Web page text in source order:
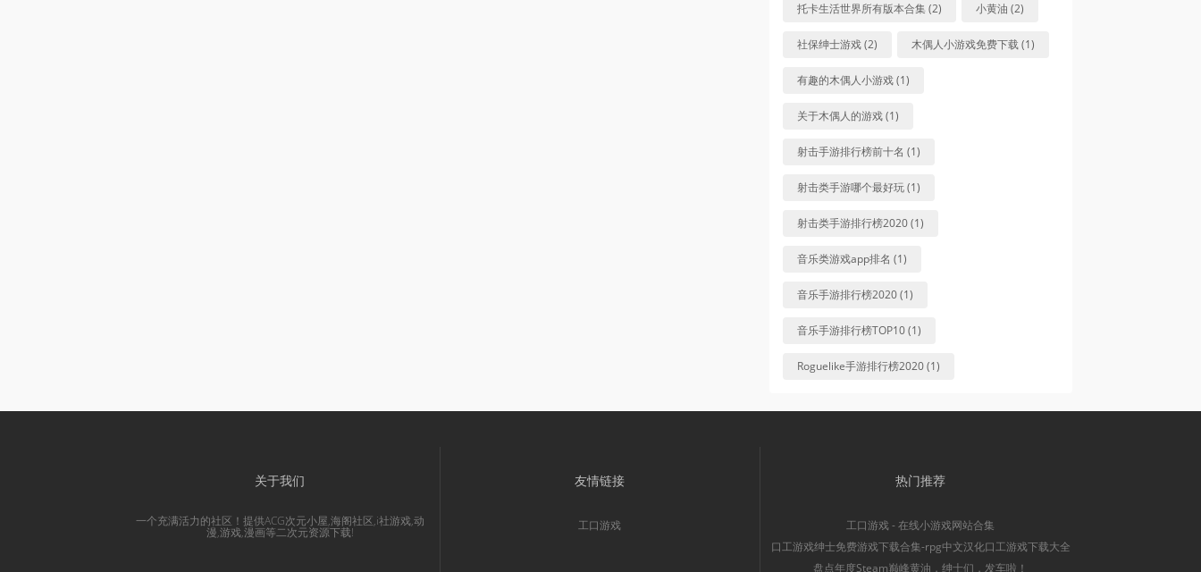
托卡生活世界所有版本合集 (2) 小黄油 (2)
社保绅士游戏 (2) 木偶人小游戏免费下载 (1)
有趣的木偶人小游戏 (1)
关于木偶人的游戏 (1)
射击手游排行榜前十名 (1)
射击类手游哪个最好玩 (1)
射击类手游排行榜2020 (1)
音乐类游戏app排名 (1)
音乐手游排行榜2020 (1)
音乐手游排行榜TOP10 (1)
Roguelike手游排行榜2020 (1)
关于我们
一个充满活力的社区！提供ACG次元小屋,海阁社区,i社游戏,动
漫,游戏,漫画等二次元资源下载!
友情链接
工口游戏
热门推荐
工口游戏 - 在线小游戏网站合集
口工游戏绅士免费游戏下载合集-rpg中文汉化口工游戏下载大全
盘点年度Steam巅峰黄油，绅士们，发车啦！